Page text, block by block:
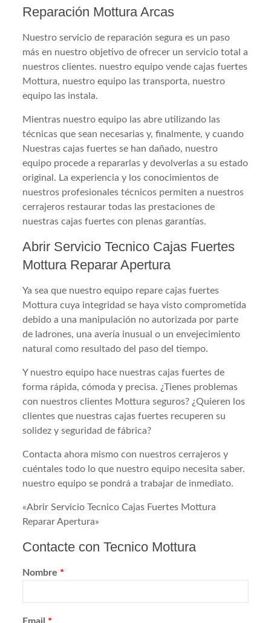
Reparación Mottura Arcas
Nuestro servicio de reparación segura es un paso
más en nuestro objetivo de ofrecer un servicio total a
nuestros clientes. nuestro equipo vende cajas fuertes
Mottura, nuestro equipo las transporta, nuestro
equipo las instala.
Mientras nuestro equipo las abre utilizando las
técnicas que sean necesarias y, finalmente, y cuando
Nuestras cajas fuertes se han dañado, nuestro
equipo procede a repararlas y devolverlas a su estado
original. La experiencia y los conocimientos de
nuestros profesionales técnicos permiten a nuestros
cerrajeros restaurar todas las prestaciones de
nuestras cajas fuertes con plenas garantías.
Abrir Servicio Tecnico Cajas Fuertes
Mottura Reparar Apertura
Ya sea que nuestro equipo repare cajas fuertes
Mottura cuya integridad se haya visto comprometida
debido a una manipulación no autorizada por parte
de ladrones, una avería inusual o un envejecimiento
natural como resultado del paso del tiempo.
Y nuestro equipo hace nuestras cajas fuertes de
forma rápida, cómoda y precisa. ¿Tienes problemas
con nuestros clientes Mottura seguros? ¿Quieren los
clientes que nuestras cajas fuertes recuperen su
solidez y seguridad de fábrica?
Contacta ahora mismo con nuestros cerrajeros y
cuéntales todo lo que nuestro equipo necesita saber.
nuestro equipo se pondrá a trabajar de inmediato.
«Abrir Servicio Tecnico Cajas Fuertes Mottura
Reparar Apertura»
Contacte con Tecnico Mottura
Nombre *
Email *